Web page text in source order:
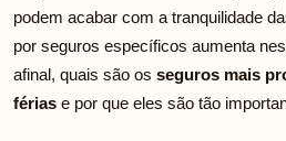
podem acabar com a tranquilidade
por seguros específicos aumenta
afinal, quais são os seguros mais
férias e por que eles são tão